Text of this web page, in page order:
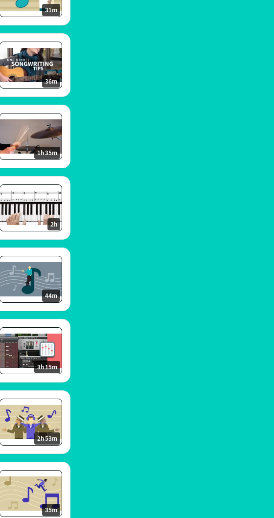
31m
36m
1h 35m
2h
44m
3h 15m
2h 53m
35m